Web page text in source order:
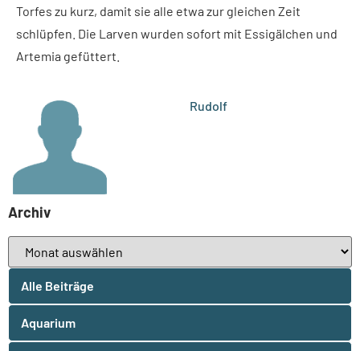
Torfes zu kurz, damit sie alle etwa zur gleichen Zeit
schlüpfen. Die Larven wurden sofort mit Essigälchen und
Artemia gefüttert.
Rudolf
Archiv
Alle Beiträge
Aquarium